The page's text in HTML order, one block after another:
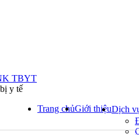
TBYT
y tế
Trang chủGiới thiệuDịch